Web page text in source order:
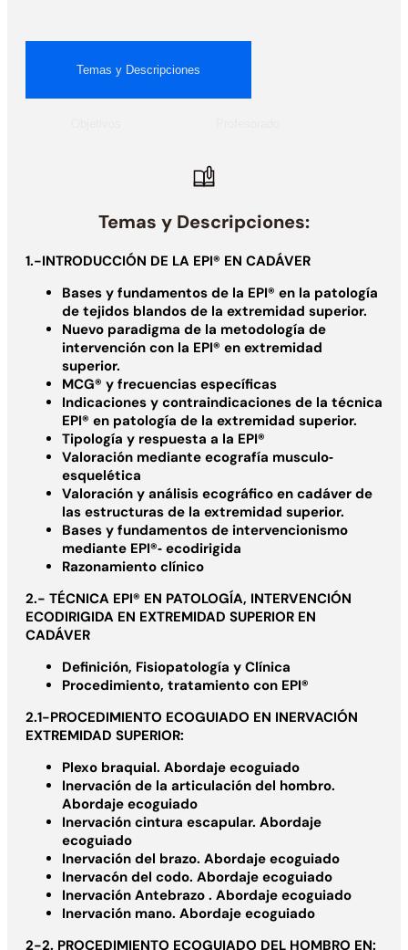
Temas y Descripciones
Temas y Descripciones:
1.-INTRODUCCIÓN DE LA EPI® EN CADÁVER
Bases y fundamentos de la EPI® en la patología
de tejidos blandos de la extremidad superior.
Nuevo paradigma de la metodología de
intervención con la EPI® en extremidad
superior.
MCG® y frecuencias específicas
Indicaciones y contraindicaciones de la técnica
EPI® en patología de la extremidad superior.
Tipología y respuesta a la EPI®
Valoración mediante ecografía musculo‐
esquelética
Valoración y análisis ecográfico en cadáver de
las estructuras de la extremidad superior.
Bases y fundamentos de intervencionismo
mediante EPI®‐ ecodirigida
Razonamiento clínico
2.- TÉCNICA EPI® EN PATOLOGÍA, INTERVENCIÓN
ECODIRIGIDA EN EXTREMIDAD SUPERIOR EN
CADÁVER
Definición, Fisiopatología y Clínica
Procedimiento, tratamiento con EPI®
2.1-PROCEDIMIENTO ECOGUIADO EN INERVACIÓN
EXTREMIDAD SUPERIOR:
Plexo braquial. Abordaje ecoguiado
Inervación de la articulación del hombro.
Abordaje ecoguiado
Inervación cintura escapular. Abordaje
ecoguiado
Inervación del brazo. Abordaje ecoguiado
Inervacón del codo. Abordaje ecoguiado
Inervación Antebrazo . Abordaje ecoguiado
Inervación mano. Abordaje ecoguiado
2-2. PROCEDIMIENTO ECOGUIADO DEL HOMBRO EN: